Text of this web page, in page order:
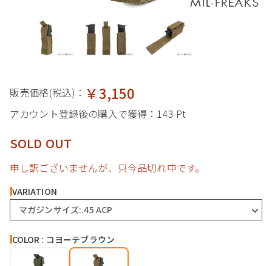
販売価格(税込)： ￥3,150
アカウント登録後の購入で獲得： 143 Pt
SOLD OUT
申し訳ございませんが、只今品切れ中です。
VARIATION
マガジンサイズ:.45 ACP
COLOR : コヨーテブラウン